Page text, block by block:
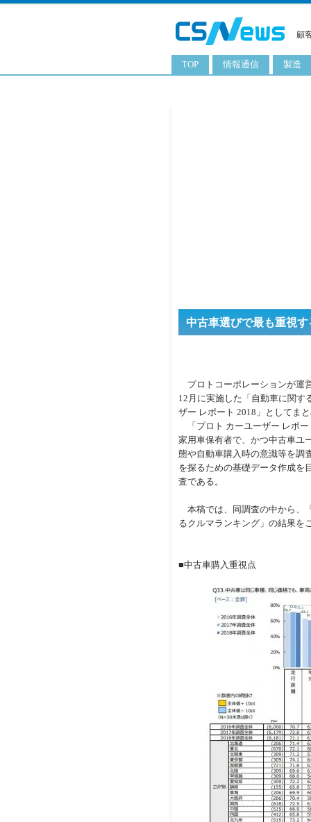
顧
TOP 情報通信 製造
中古車選びで最も重視
プロトコーポレーションが運
12月に実施した「自動車に関す
ザー レポート 2018」としてま
「プロト カーユーザー レポー
家用車保有者で、かつ中古車ユ
態や自動車購入時の意識等を調
を探るための基礎データ作成を
査である。
本稿では、同調査の中から、
るクルマランキング」の結果を
■中古車購入重視点